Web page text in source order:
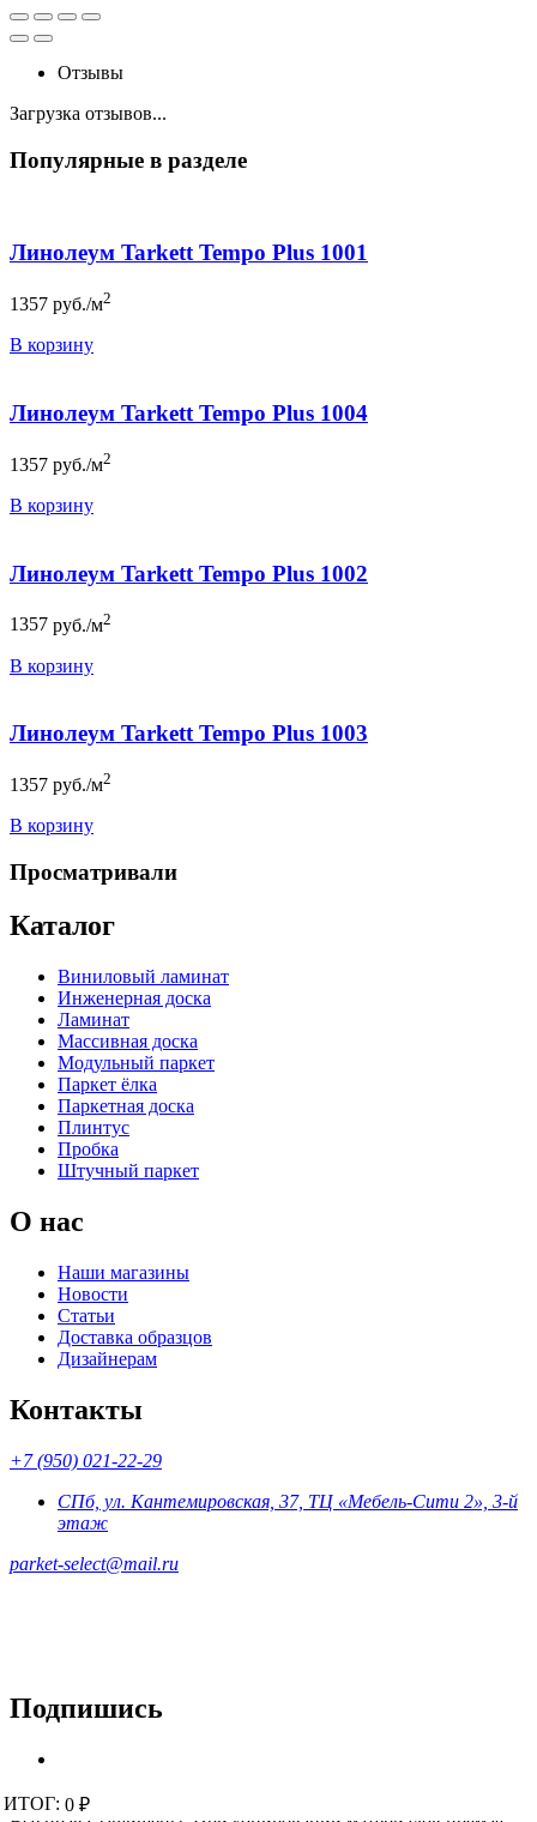
ИТОГ: 0 ₽
ИТОГ: 0 ₽
Отзывы
Загрузка отзывов...
Популярные в разделе
Линолеум Tarkett Tempo Plus 1001
1357 руб./м2
В корзину
Линолеум Tarkett Tempo Plus 1004
1357 руб./м2
В корзину
Линолеум Tarkett Tempo Plus 1002
1357 руб./м2
В корзину
Линолеум Tarkett Tempo Plus 1003
1357 руб./м2
В корзину
Просматривали
Каталог
Виниловый ламинат
Инженерная доска
Ламинат
Массивная доска
Модульный паркет
Паркет ёлка
Паркетная доска
Плинтус
Пробка
Штучный паркет
О нас
Наши магазины
Новости
Статьи
Доставка образцов
Дизайнерам
Контакты
+7 (950) 021-22-29
СПб, ул. Кантемировская, 37, ТЦ «Мебель-Сити 2», 3-й
этаж
parket-select@mail.ru
Подпишись
© 2015 - 2026 «Parket-Select» - магазин напольных покрытий.